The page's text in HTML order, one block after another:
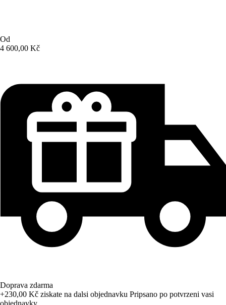
Od
4 600,00 Kč
Doprava zdarma
+230,00 Kč ziskate na dalsi objednavku Pripsano po potvrzeni vasi